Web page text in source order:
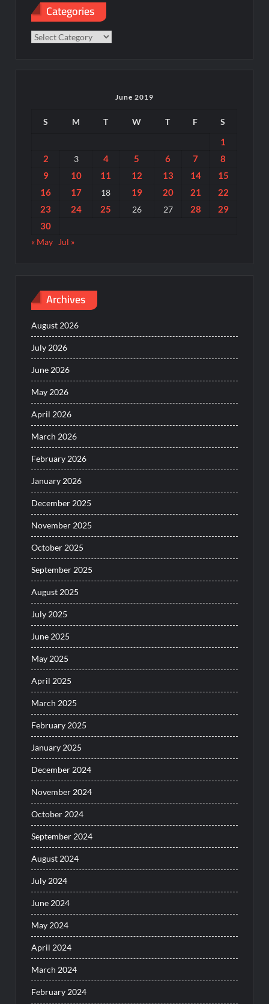
Categories
Categories
June 2019
S M T W T F S
1
2
3 4 5 6 7
8
9
10 11 12 13 14
15
16
17 18 19 20 21
22
23
24 25 26 27 28
29
30
« May Jul »
Archives
August 2026
July 2026
June 2026
May 2026
April 2026
March 2026
February 2026
January 2026
December 2025
November 2025
October 2025
September 2025
August 2025
July 2025
June 2025
May 2025
April 2025
March 2025
February 2025
January 2025
December 2024
November 2024
October 2024
September 2024
August 2024
July 2024
June 2024
May 2024
April 2024
March 2024
February 2024